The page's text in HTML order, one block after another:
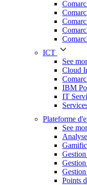
ICT
See
Cloud
IBM
IT
Plateforme
See
Gestion
Points